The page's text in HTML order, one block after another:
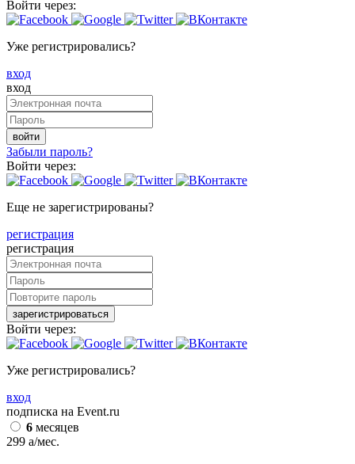
Войти через:
Уже регистрировались?
вход
вход
войти
Забыли пароль?
Войти через:
Еще не зарегистрированы?
регистрация
регистрация
зарегистрироваться
Войти через:
Уже регистрировались?
вход
подписка на Event.ru
6 месяцев
299 a/мес.